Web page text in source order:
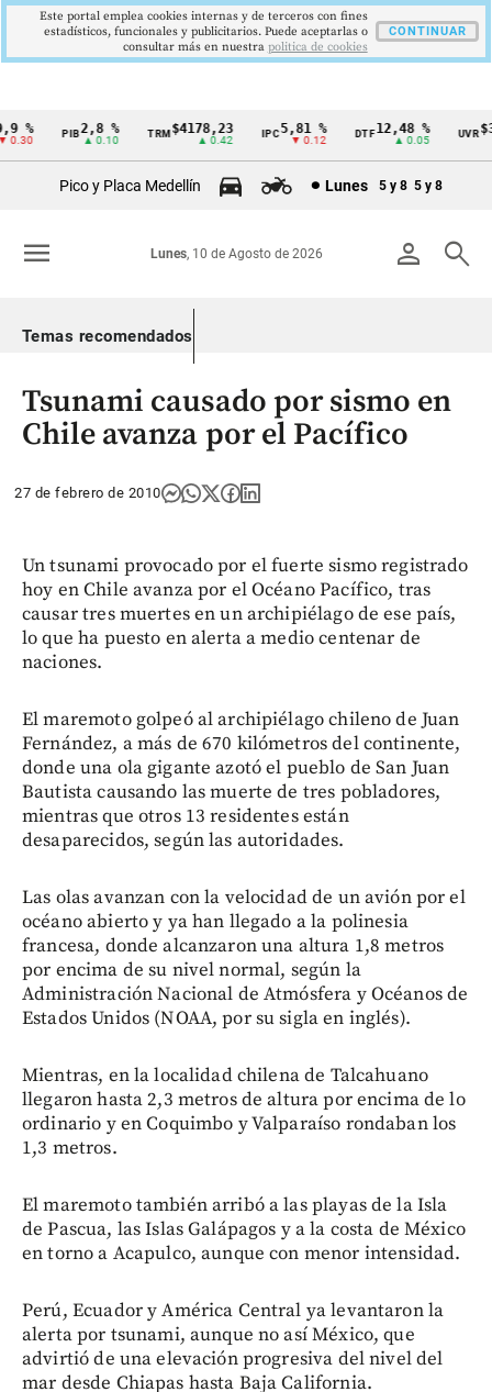
Cintillo
Colombia
% PIB2,8 %
▲ 0.10
TRM$4178,23
▲ 0.42
5,81 %
▼ 0.12
DTF12,48 %
▲ 0.05
UVR
Pico y Placa Medellín Lunes 5 y 8 5 y 8
person search
Lunes, 10 de Agosto de 2026
menu
Temas recomendados
Tsunami causado por sismo en
Chile avanza por el Pacífico
27 de febrero de 2010
Un tsunami provocado por el fuerte sismo registrado
hoy en Chile avanza por el Océano Pacífico, tras
causar tres muertes en un archipiélago de ese país,
lo que ha puesto en alerta a medio centenar de
naciones.
El maremoto golpeó al archipiélago chileno de Juan
Fernández, a más de 670 kilómetros del continente,
donde una ola gigante azotó el pueblo de San Juan
Bautista causando las muerte de tres pobladores,
mientras que otros 13 residentes están
desaparecidos, según las autoridades.
Las olas avanzan con la velocidad de un avión por el
océano abierto y ya han llegado a la polinesia
francesa, donde alcanzaron una altura 1,8 metros
por encima de su nivel normal, según la
Administración Nacional de Atmósfera y Océanos de
Estados Unidos (NOAA, por su sigla en inglés).
Mientras, en la localidad chilena de Talcahuano
llegaron hasta 2,3 metros de altura por encima de lo
ordinario y en Coquimbo y Valparaíso rondaban los
1,3 metros.
El maremoto también arribó a las playas de la Isla
de Pascua, las Islas Galápagos y a la costa de México
en torno a Acapulco, aunque con menor intensidad.
Perú, Ecuador y América Central ya levantaron la
alerta por tsunami, aunque no así México, que
advirtió de una elevación progresiva del nivel del
mar desde Chiapas hasta Baja California.
Este portal emplea cookies internas y de terceros con fines
estadísticos, funcionales y publicitarios. Puede aceptarlas o
consultar más en nuestra politica de cookies
CONTINUAR